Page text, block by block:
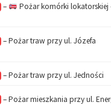
–
Pożar komórki lokatorskiej
– Pożar traw przy ul. Józefa
– Pożar traw przy ul. Jedności
– Pożar mieszkania przy ul.